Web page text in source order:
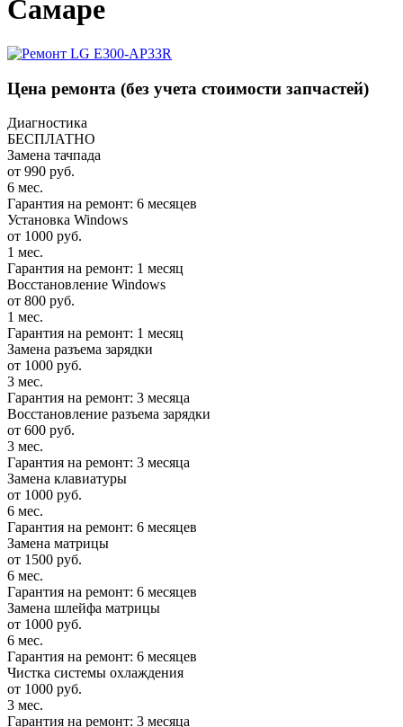
Самаре
Цена ремонта (без учета стоимости запчастей)
Диагностика
БЕСПЛАТНО
Замена тачпада
от 990 руб.
6 мес.
Гарантия на ремонт: 6 месяцев
Установка Windows
от 1000 руб.
1 мес.
Гарантия на ремонт: 1 месяц
Восстановление Windows
от 800 руб.
1 мес.
Гарантия на ремонт: 1 месяц
Замена разъема зарядки
от 1000 руб.
3 мес.
Гарантия на ремонт: 3 месяца
Восстановление разъема зарядки
от 600 руб.
3 мес.
Гарантия на ремонт: 3 месяца
Замена клавиатуры
от 1000 руб.
6 мес.
Гарантия на ремонт: 6 месяцев
Замена матрицы
от 1500 руб.
6 мес.
Гарантия на ремонт: 6 месяцев
Замена шлейфа матрицы
от 1000 руб.
6 мес.
Гарантия на ремонт: 6 месяцев
Чистка системы охлаждения
от 1000 руб.
3 мес.
Гарантия на ремонт: 3 месяца